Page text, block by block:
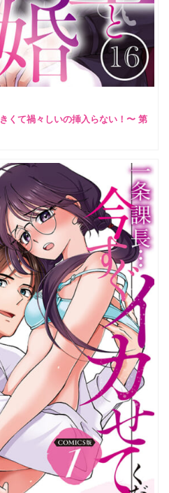
くて禍々しいの挿入らない！〜 第